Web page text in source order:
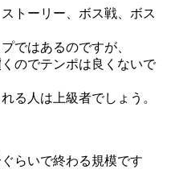
トーリー、ボス戦、ボス
ではあるのですが、
のでテンポは良くないで
る人は上級者でしょう。
らいで終わる規模です